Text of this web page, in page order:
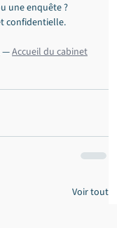
une enquête ?
confidentielle.
— Accueil du cabinet
Voir tout